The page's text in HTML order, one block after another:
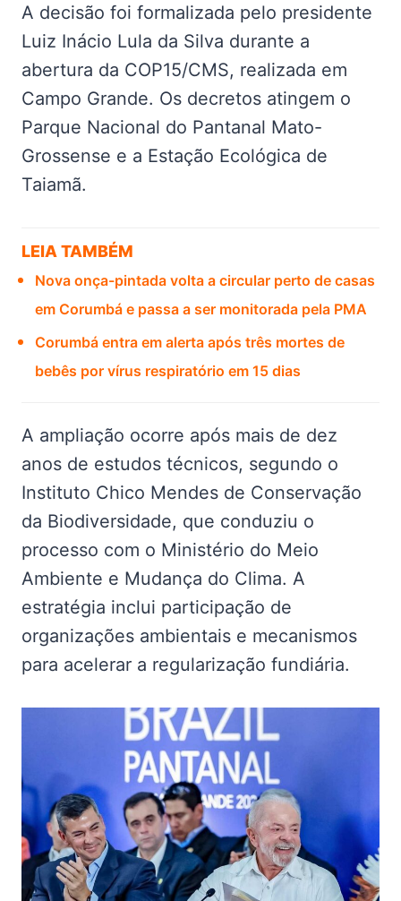
A decisão foi formalizada pelo presidente
Luiz Inácio Lula da Silva durante a
abertura da COP15/CMS, realizada em
Campo Grande. Os decretos atingem o
Parque Nacional do Pantanal Mato-
Grossense e a Estação Ecológica de
Taiamã.
LEIA TAMBÉM
Nova onça-pintada volta a circular perto de casas
em Corumbá e passa a ser monitorada pela PMA
Corumbá entra em alerta após três mortes de
bebês por vírus respiratório em 15 dias
A ampliação ocorre após mais de dez
anos de estudos técnicos, segundo o
Instituto Chico Mendes de Conservação
da Biodiversidade, que conduziu o
processo com o Ministério do Meio
Ambiente e Mudança do Clima. A
estratégia inclui participação de
organizações ambientais e mecanismos
para acelerar a regularização fundiária.